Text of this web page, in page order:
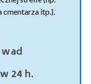
cmentarza itp.).
24 h.